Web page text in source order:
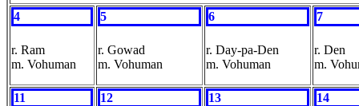
4
r. Ram
m. Vohuman
5
r. Gowad
m. Vohuman
6
r. Day-pa-Den
m. Vohuman
7
r. Den
m.
11 12 13 14